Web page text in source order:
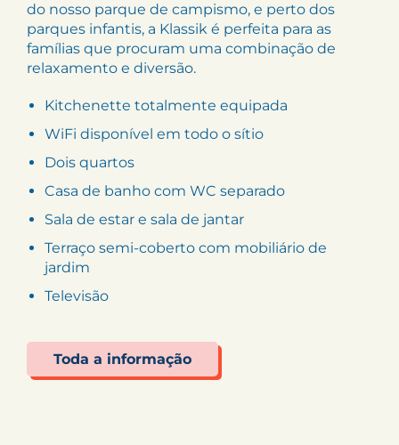
do nosso parque de campismo, e perto dos
parques infantis, a Klassik é perfeita para as
famílias que procuram uma combinação de
relaxamento e diversão.
Kitchenette totalmente equipada
WiFi disponível em todo o sítio
Dois quartos
Casa de banho com WC separado
Sala de estar e sala de jantar
Terraço semi-coberto com mobiliário de
jardim
Televisão
Toda a informação